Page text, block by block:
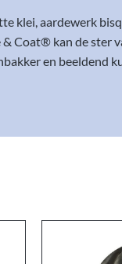
klei, aardewerk
Coat® kan de ster
en beeldend